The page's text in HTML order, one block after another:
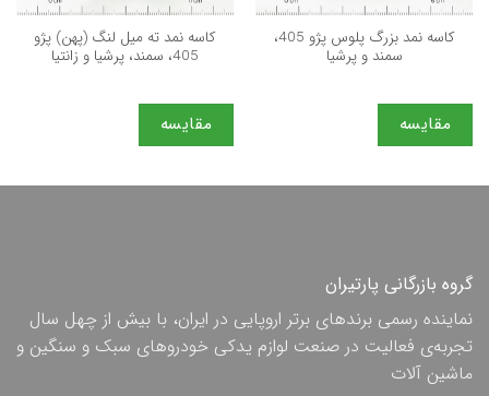
كاسه نمد بزرگ پلوس پژو 405،
سمند و پرشيا
مقایسه
كاسه نمد ته میل لنگ (پهن) پژو
405، سمند، پرشیا و زانتیا
مقایسه
گروه بازرگانی پارتیران
نماینده رسمی برندهای برتر اروپایی در ایران، با بیش از چهل سال
تجربه‌ی فعالیت در صنعت لوازم یدکی خودروهای سبک و سنگین و
ماشین آلات